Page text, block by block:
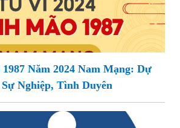
Năm 2024 Nam Mạng: Dự
Nghiệp, Tình Duyên